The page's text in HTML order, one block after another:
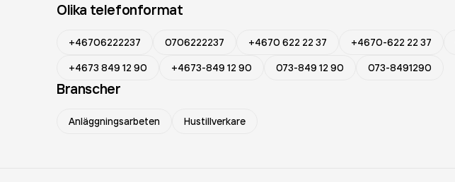
Olika telefonformat
+46706222237 0706222237 +4670 622 22 37 +4670-622 22 37
+4673 849 12 90
+4673-849 12 90 073-849 12 90 073-8491290
Branscher
Anläggningsarbeten Hustillverkare